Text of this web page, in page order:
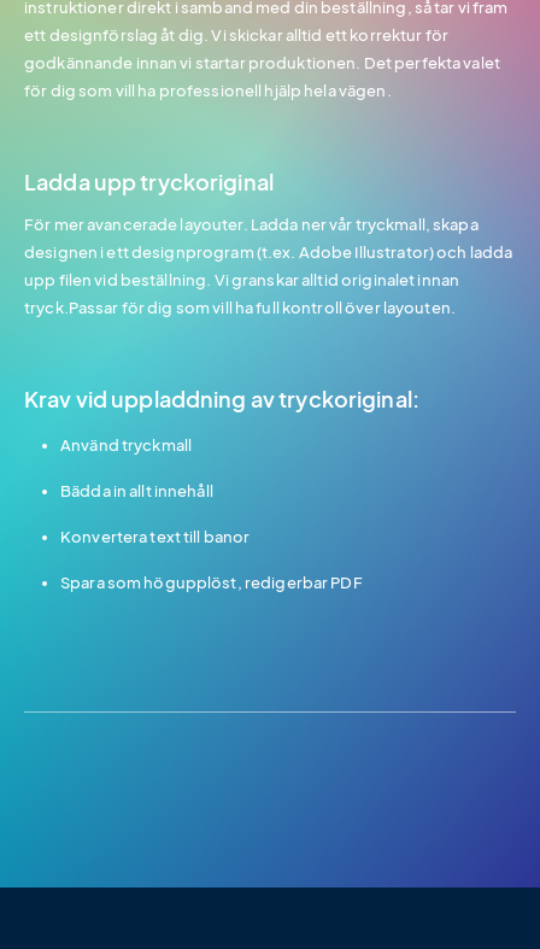
instruktioner direkt i samband med din beställning, så tar vi fram
ett designförslag åt dig. Vi skickar alltid ett korrektur för
godkännande innan vi startar produktionen. Det perfekta valet
för dig som vill ha professionell hjälp hela vägen.
Ladda upp tryckoriginal
För mer avancerade layouter. Ladda ner vår tryckmall, skapa
designen i ett designprogram (t.ex. Adobe Illustrator) och ladda
upp filen vid beställning. Vi granskar alltid originalet innan
tryck.Passar för dig som vill ha full kontroll över layouten.
Krav vid uppladdning av tryckoriginal:
Använd tryckmall
Bädda in allt innehåll
Konvertera text till banor
Spara som högupplöst, redigerbar PDF